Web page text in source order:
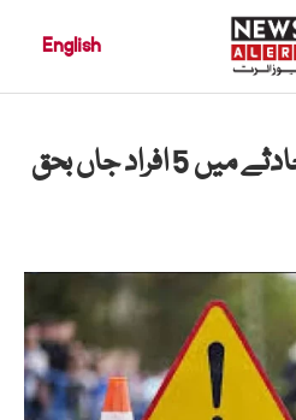
English
جاں بحق